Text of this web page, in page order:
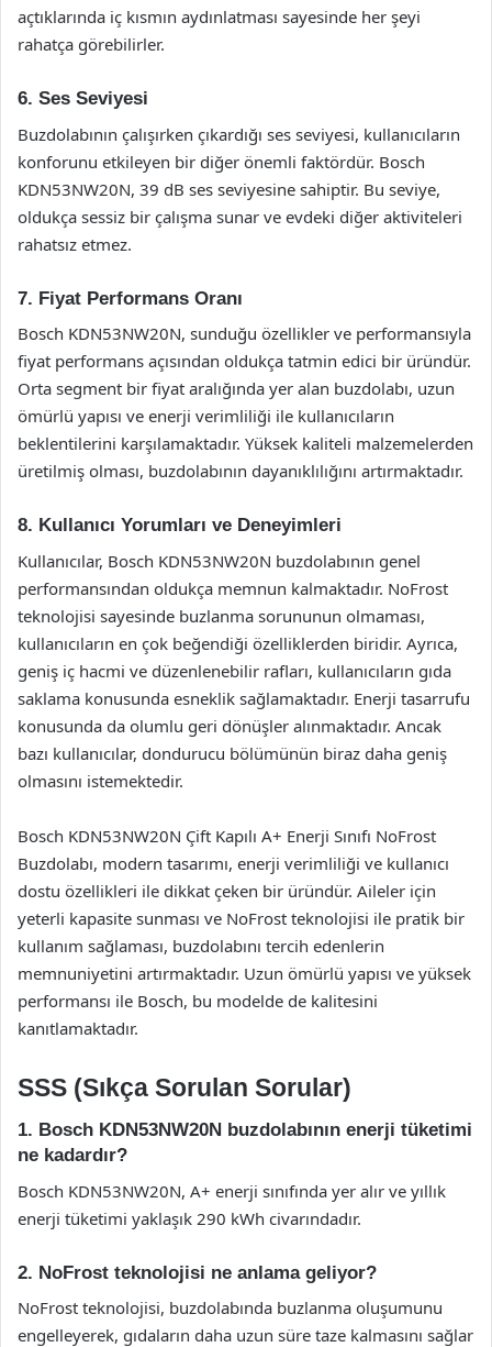
açtıklarında iç kısmın aydınlatması sayesinde her şeyi
rahatça görebilirler.
6. Ses Seviyesi
Buzdolabının çalışırken çıkardığı ses seviyesi, kullanıcıların
konforunu etkileyen bir diğer önemli faktördür. Bosch
KDN53NW20N, 39 dB ses seviyesine sahiptir. Bu seviye,
oldukça sessiz bir çalışma sunar ve evdeki diğer aktiviteleri
rahatsız etmez.
7. Fiyat Performans Oranı
Bosch KDN53NW20N, sunduğu özellikler ve performansıyla
fiyat performans açısından oldukça tatmin edici bir üründür.
Orta segment bir fiyat aralığında yer alan buzdolabı, uzun
ömürlü yapısı ve enerji verimliliği ile kullanıcıların
beklentilerini karşılamaktadır. Yüksek kaliteli malzemelerden
üretilmiş olması, buzdolabının dayanıklılığını artırmaktadır.
8. Kullanıcı Yorumları ve Deneyimleri
Kullanıcılar, Bosch KDN53NW20N buzdolabının genel
performansından oldukça memnun kalmaktadır. NoFrost
teknolojisi sayesinde buzlanma sorununun olmaması,
kullanıcıların en çok beğendiği özelliklerden biridir. Ayrıca,
geniş iç hacmi ve düzenlenebilir rafları, kullanıcıların gıda
saklama konusunda esneklik sağlamaktadır. Enerji tasarrufu
konusunda da olumlu geri dönüşler alınmaktadır. Ancak
bazı kullanıcılar, dondurucu bölümünün biraz daha geniş
olmasını istemektedir.
Bosch KDN53NW20N Çift Kapılı A+ Enerji Sınıfı NoFrost
Buzdolabı, modern tasarımı, enerji verimliliği ve kullanıcı
dostu özellikleri ile dikkat çeken bir üründür. Aileler için
yeterli kapasite sunması ve NoFrost teknolojisi ile pratik bir
kullanım sağlaması, buzdolabını tercih edenlerin
memnuniyetini artırmaktadır. Uzun ömürlü yapısı ve yüksek
performansı ile Bosch, bu modelde de kalitesini
kanıtlamaktadır.
SSS (Sıkça Sorulan Sorular)
1. Bosch KDN53NW20N buzdolabının enerji tüketimi
ne kadardır?
Bosch KDN53NW20N, A+ enerji sınıfında yer alır ve yıllık
enerji tüketimi yaklaşık 290 kWh civarındadır.
2. NoFrost teknolojisi ne anlama geliyor?
NoFrost teknolojisi, buzdolabında buzlanma oluşumunu
engelleyerek, gıdaların daha uzun süre taze kalmasını sağlar